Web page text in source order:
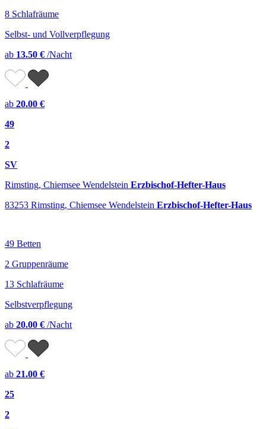
8 Schlafräume
Selbst- und Vollverpflegung
ab 13.50 € /Nacht
ab 20.00 €
49
2
SV
Rimsting, Chiemsee Wendelstein Erzbischof-Hefter-Haus
83253 Rimsting, Chiemsee Wendelstein Erzbischof-Hefter-Haus
49 Betten
2 Gruppenräume
13 Schlafräume
Selbstverpflegung
ab 20.00 € /Nacht
ab 21.00 €
25
2